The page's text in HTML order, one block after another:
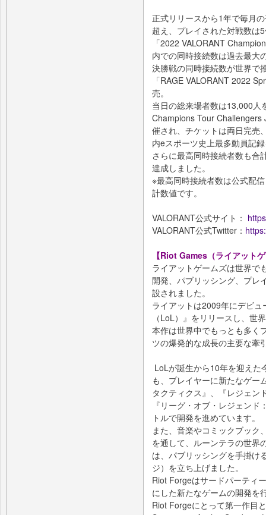
正式リリースから1年で毎月
超え、プレイされた対戦数は
「2022 VALORANT
内での同時接続数は過去最大
決勝戦の同時接続数が世界で
「RAGE VALORANT 2022
売。
当日の総来場者数は13,000人
Champions Tour Challengers
催され、チケットは両日完売
内eスポーツ史上最多動員記
さらに最高同時接続者数も合
達成しました。
※最高同時接続者数は公式配
計数値です。
VALORANT公式サイト：
VALORANT公式Twitter：
【Riot Games（ライアット
ライアットゲームズは世界で
開発、パブリッシング、プレ
設されました。
ライアットは2009年にデビ
（LoL）』をリリースし、世
本作は世界中でもっとも多く
ツの爆発的な成長の主要な牽
LoLが誕生から10年を迎えた
も、プレイヤーに新たなゲー
タクティクス』、『レジェン
『リーグ・オブ・レジェン
トルで開発を進めています。
また、音楽やコミックブック
を通して、ルーンテラの世界
は、パブリッシングを手掛け
ジ）を立ち上げました。
Riot Forgeはサードパーティ
にした新たなゲームの開発を
Riot Forgeにとって第一作目